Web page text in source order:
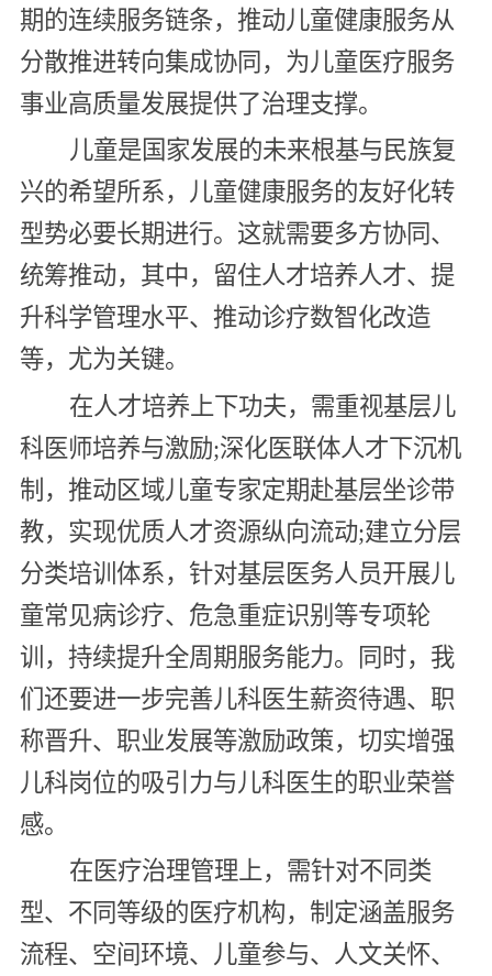
期的连续服务链条，推动儿童健康服务从
分散推进转向集成协同，为儿童医疗服务
事业高质量发展提供了治理支撑。
儿童是国家发展的未来根基与民族复
兴的希望所系，儿童健康服务的友好化转
型势必要长期进行。这就需要多方协同、
统筹推动，其中，留住人才培养人才、提
升科学管理水平、推动诊疗数智化改造
等，尤为关键。
在人才培养上下功夫，需重视基层儿
科医师培养与激励;深化医联体人才下沉机
制，推动区域儿童专家定期赴基层坐诊带
教，实现优质人才资源纵向流动;建立分层
分类培训体系，针对基层医务人员开展儿
童常见病诊疗、危急重症识别等专项轮
训，持续提升全周期服务能力。同时，我
们还要进一步完善儿科医生薪资待遇、职
称晋升、职业发展等激励政策，切实增强
儿科岗位的吸引力与儿科医生的职业荣誉
感。
在医疗治理管理上，需针对不同类
型、不同等级的医疗机构，制定涵盖服务
流程、空间环境、儿童参与、人文关怀、